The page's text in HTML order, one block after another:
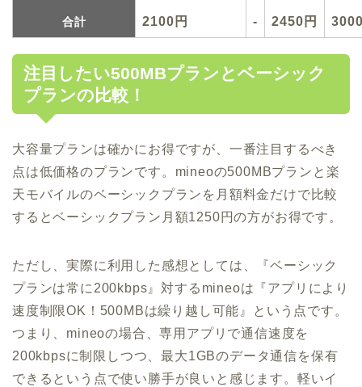
合計 2100円 - 2450円
注目したい500MBプランとベーシック
プランの比較！
大容量プランは確かにお得ですが、一番注目するべき
点は低価格のプランです。mineoの500MBプランと楽
天モバイルのベーシックプランを月額料金だけで比較
するとベーシックプラン月額1250円の方がお得です。
ただし、実際に利用した感想としては、『ベーシック
プランは常に200kbps』対するmineoは『アプリにより
速度制限OK！500MBは繰り越し可能』という点です。
つまり、mineoの場合、専用アプリで通信速度を
200kbpsに制限しつつ、最大1GBのデータ通信を保有
できるという点で使い勝手が良いと感じます。軽いイ